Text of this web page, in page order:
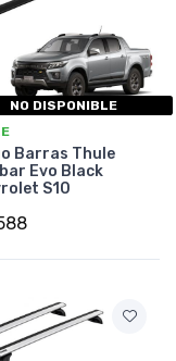
NO DISPONIBLE
Barras Thule
Evo Black
S10